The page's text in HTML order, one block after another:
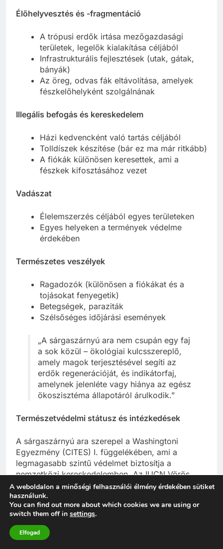
Élőhelyvesztés és -fragmentáció
A trópusi erdők irtása mezőgazdasági
területek, legelők kialakítása céljából
Infrastrukturális fejlesztések (utak, gátak,
bányák)
Az öreg, odvas fák eltávolítása, amelyek
fészkelőhelyként szolgálnának
Illegális befogás és kereskedelem
Házi kedvencként való tartás céljából
Tolldíszek készítése (bár ez ma már ritkább)
A fiókák különösen keresettek, ami a
fészkek kifosztásához vezet
Vadászat
Élelemszerzés céljából egyes területeken
Egyes helyeken a termények védelme
érdekében
Természetes veszélyek
Ragadozók (különösen a fiókákat és a
tojásokat fenyegetik)
Betegségek, paraziták
Szélsőséges időjárási események
„A sárgaszárnyú ara nem csupán egy faj
a sok közül – ökológiai kulcsszereplő,
amely magok terjesztésével segíti az
erdők regenerációját, és indikátorfaj,
amelynek jelenléte vagy hiánya az egész
ökoszisztéma állapotáról árulkodik.”
Természetvédelmi státusz és intézkedések
A sárgaszárnyú ara szerepel a Washingtoni
Egyezmény (CITES) I. függelékében, ami a
legmagasabb szintű védelmet biztosítja a
nemzetközi kereskedelemben. Az IUCN Vörös
Listáján jelenleg a „mérsékelten veszélyeztetett”
(Vulnerable) kategóriába tartozik.
A faj védelmét szolgáló fontosabb intézkedések:
Védett területek létrehozása és fenntartása
A weboldalon a minőségi felhasználói élmény érdekében sütiket
használunk.
You can find out more about which cookies we are using or
switch them off in settings.
Elfogad